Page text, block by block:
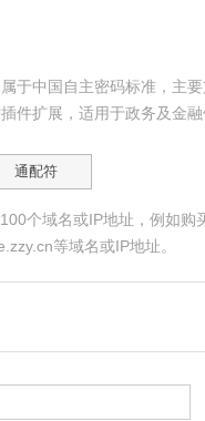
于中国自主密码标准，主
件扩展，适用于政务及金融
通配符
个域名或IP地址，例如购
等域名或IP地址。